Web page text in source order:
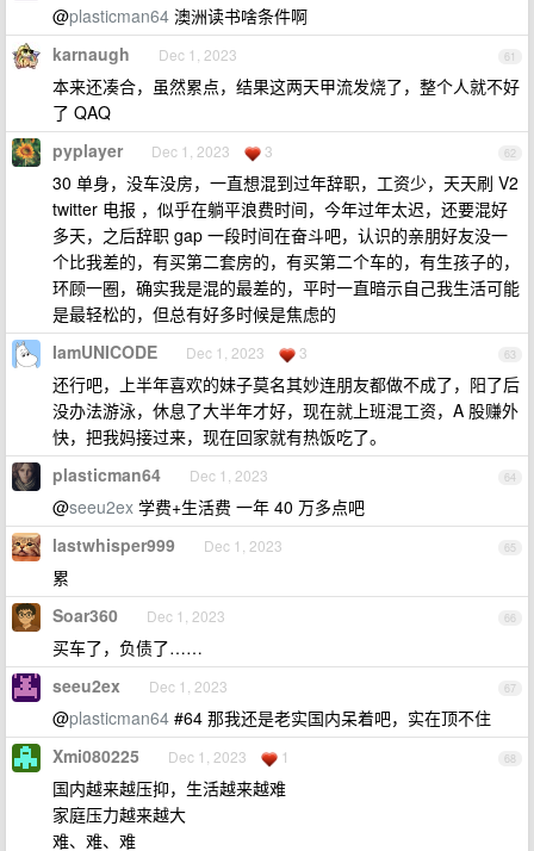
@plasticman64 澳洲读书啥条件啊
61
karnaugh Dec 1, 2023
本来还凑合，虽然累点，结果这两天甲流发烧了，整个人就不好
了 QAQ
62
pyplayer Dec 1, 2023 3
30 单身，没车没房，一直想混到过年辞职，工资少，天天刷 V2
twitter 电报 ，似乎在躺平浪费时间，今年过年太迟，还要混好
多天，之后辞职 gap 一段时间在奋斗吧，认识的亲朋好友没一
个比我差的，有买第二套房的，有买第二个车的，有生孩子的，
环顾一圈，确实我是混的最差的，平时一直暗示自己我生活可能
是最轻松的，但总有好多时候是焦虑的
63
IamUNICODE Dec 1, 2023 3
还行吧，上半年喜欢的妹子莫名其妙连朋友都做不成了，阳了后
没办法游泳，休息了大半年才好，现在就上班混工资，A 股赚外
快，把我妈接过来，现在回家就有热饭吃了。
64
plasticman64 Dec 1, 2023
@seeu2ex 学费+生活费 一年 40 万多点吧
65
lastwhisper999 Dec 1, 2023
累
66
Soar360 Dec 1, 2023
买车了，负债了……
67
seeu2ex Dec 1, 2023
@plasticman64 #64 那我还是老实国内呆着吧，实在顶不住
68
Xmi080225 Dec 1, 2023 1
国内越来越压抑，生活越来越难
家庭压力越来越大
难、难、难